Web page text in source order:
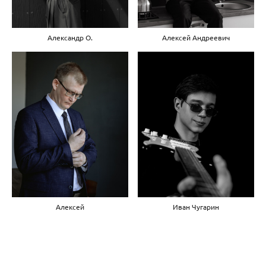
Александр О. Алексей Андреевич
Алексей Иван Чугарин